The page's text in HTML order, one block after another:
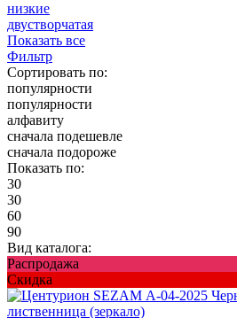
низкие
двустворчатая
Показать все
Фильтр
Сортировать по:
популярности
популярности
алфавиту
сначала подешевле
сначала подороже
Показать по:
30
30
60
90
Вид каталога:
Распродажа
Скидка